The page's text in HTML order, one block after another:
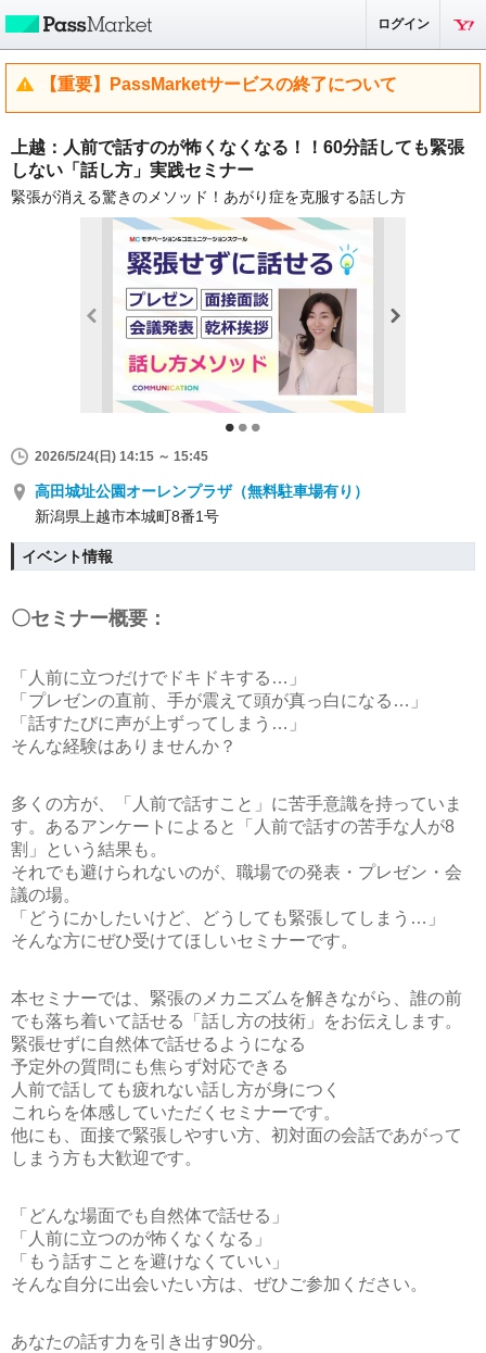
ログイン
【重要】PassMarketサービスの終了について
上越：人前で話すのが怖くなくなる！！60分話しても緊張
しない「話し方」実践セミナー
緊張が消える驚きのメソッド！あがり症を克服する話し方
2026/5/24(日) 14:15 ～ 15:45
高田城址公園オーレンプラザ（無料駐車場有り）
新潟県上越市本城町8番1号
イベント情報
〇セミナー概要：
「人前に立つだけでドキドキする…」
「プレゼンの直前、手が震えて頭が真っ白になる…」
「話すたびに声が上ずってしまう…」
そんな経験はありませんか？
多くの方が、「人前で話すこと」に苦手意識を持っていま
す。あるアンケートによると「人前で話すの苦手な人が8
割」という結果も。
それでも避けられないのが、職場での発表・プレゼン・会
議の場。
「どうにかしたいけど、どうしても緊張してしまう…」
そんな方にぜひ受けてほしいセミナーです。
本セミナーでは、緊張のメカニズムを解きながら、誰の前
でも落ち着いて話せる「話し方の技術」をお伝えします。
緊張せずに自然体で話せるようになる
予定外の質問にも焦らず対応できる
人前で話しても疲れない話し方が身につく
これらを体感していただくセミナーです。
他にも、面接で緊張しやすい方、初対面の会話であがって
しまう方も大歓迎です。
「どんな場面でも自然体で話せる」
「人前に立つのが怖くなくなる」
「もう話すことを避けなくていい」
そんな自分に出会いたい方は、ぜひご参加ください。
あなたの話す力を引き出す90分。